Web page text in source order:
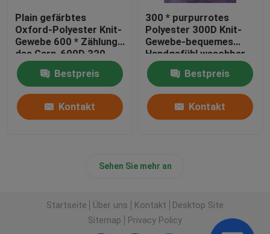
Plain gefärbtes
Oxford-Polyester Knit-
Gewebe 600 * Zählung
des Garn-600D 320
G/M für Taschen-Stoff
Bestpreis
Kontakt
300 * purpurrotes
Polyester 300D Knit-
Gewebe-bequemes
Handgefühl waschbar
Bestpreis
Kontakt
Sehen Sie mehr an
Startseite Über uns Kontakt
Desktop Site
Sitemap
Privacy Policy